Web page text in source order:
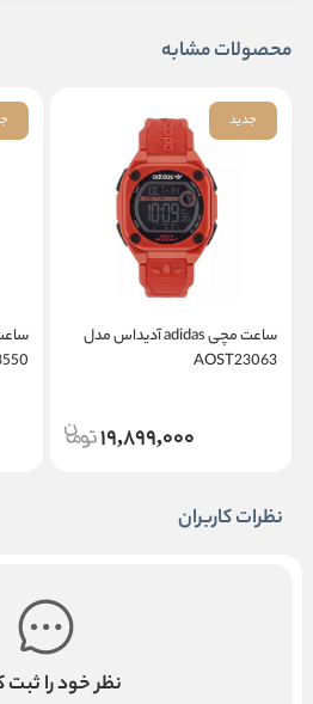
محصولات مشابه
جدید
ساعت مچی adidas آدیداس مدل
AOST23063
19,899,000
نظرات کاربران
نظر خود را ثبت